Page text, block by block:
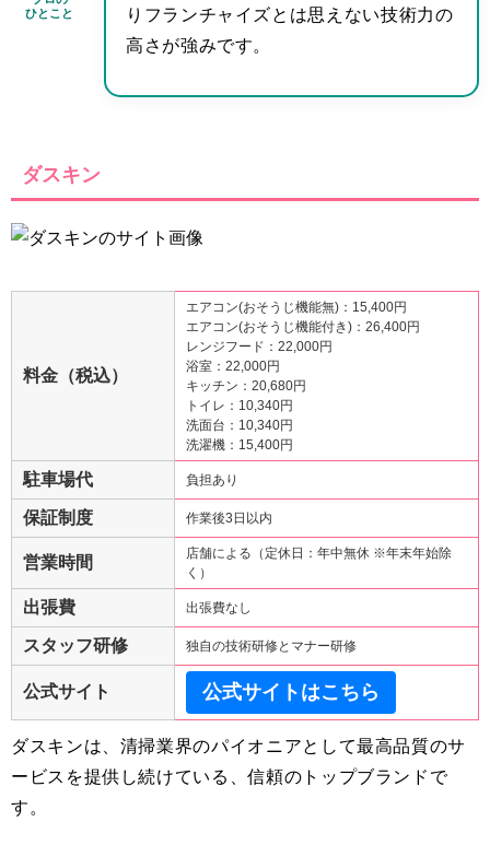
ひとこと
りフランチャイズとは思えない技術力の
高さが強みです。
ダスキン
料金（税込）
エアコン(おそうじ機能無)：15,400円
エアコン(おそうじ機能付き)：26,400円
レンジフード：22,000円
浴室：22,000円
キッチン：20,680円
トイレ：10,340円
洗面台：10,340円
洗濯機：15,400円
駐車場代 負担あり
保証制度 作業後3日以内
営業時間
店舗による（定休日：年中無休 ※年末年始除
く）
出張費 出張費なし
スタッフ研修 独自の技術研修とマナー研修
公式サイト 公式サイトはこちら
ダスキンは、清掃業界のパイオニアとして最高品質のサ
ービスを提供し続けている、信頼のトップブランドで
す。